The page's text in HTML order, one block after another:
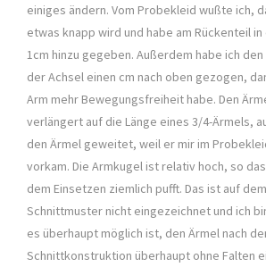
einiges ändern. Vom Probekleid wußte ich,
etwas knapp wird und habe am Rückenteil
1cm hinzu gegeben. Außerdem habe ich
der Achsel einen cm nach oben gezogen,
Arm mehr Bewegungsfreiheit habe. Den
verlängert auf die Länge eines 3/4-Ärmels,
den Ärmel geweitet, weil er mir im
vorkam. Die Armkugel ist relativ hoch, so
dem Einsetzen ziemlich pufft. Das ist auf dem
Schnittmuster nicht eingezeichnet und ich
es überhaupt möglich ist, den Ärmel nach
Schnittkonstruktion überhaupt ohne Falten